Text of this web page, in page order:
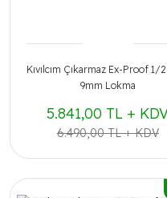
Kıvılcım Çıkarmaz Ex-Proof 1/
9mm Lokma
5.841,00 TL +
6.490,00 TL + KDV